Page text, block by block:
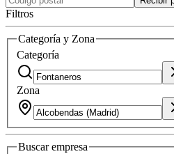
Filtros
Categoría y Zona
Categoría
Zona
Buscarempresa